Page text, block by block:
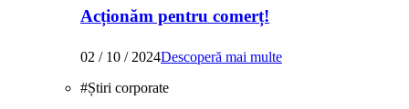
Acționăm pentru comerț!
02 / 10 / 2024Descoperă mai multe
#Știri corporate